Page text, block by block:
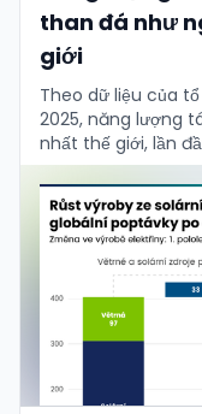
than đá như
giới
Theo dữ liệu của
2025, năng lượng
nhất thế giới, lần